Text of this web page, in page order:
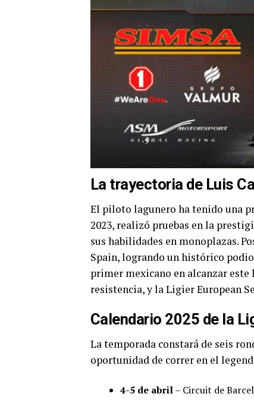
La trayectoria de Luis
El piloto lagunero ha tenido una
2023, realizó pruebas en la
sus habilidades en monoplazas.
Spain, logrando un histórico
primer mexicano en alcanzar
resistencia, y la Ligier European
Calendario 2025 de la
La temporada constará de seis
oportunidad de correr en el
4-5 de abril– Circuit de